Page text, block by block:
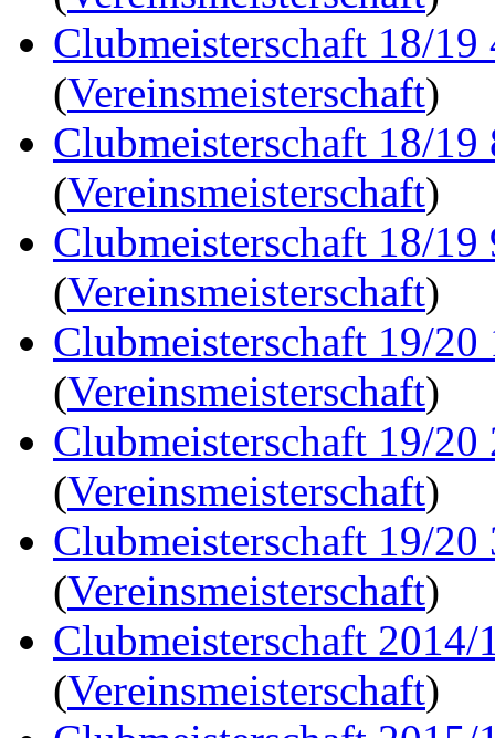
Clubmeisterschaft 18/19
(Vereinsmeisterschaft)
Clubmeisterschaft 18/19
(Vereinsmeisterschaft)
Clubmeisterschaft 18/19
(Vereinsmeisterschaft)
Clubmeisterschaft 19/20
(Vereinsmeisterschaft)
Clubmeisterschaft 19/20
(Vereinsmeisterschaft)
Clubmeisterschaft 19/20
(Vereinsmeisterschaft)
Clubmeisterschaft
(Vereinsmeisterschaft)